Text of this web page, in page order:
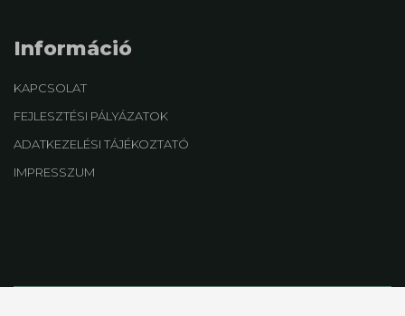
Információ
KAPCSOLAT
FEJLESZTÉSI PÁLYÁZATOK
ADATKEZELÉSI TÁJÉKOZTATÓ
IMPRESSZUM